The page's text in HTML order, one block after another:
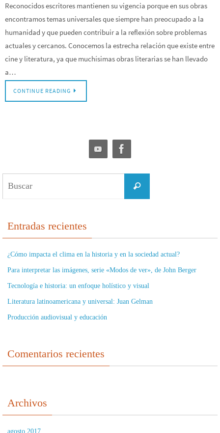
Reconocidos escritores mantienen su vigencia porque en sus obras
encontramos temas universales que siempre han preocupado a la
humanidad y que pueden contribuir a la reflexión sobre problemas
actuales y cercanos. Conocemos la estrecha relación que existe entre
cine y literatura, ya que muchísimas obras literarias se han llevado
a…
CONTINUE READING
Buscar
Entradas recientes
¿Cómo impacta el clima en la historia y en la sociedad actual?
Para interpretar las imágenes, serie «Modos de ver», de John Berger
Tecnología e historia: un enfoque holístico y visual
Literatura latinoamericana y universal: Juan Gelman
Producción audiovisual y educación
Comentarios recientes
Archivos
agosto 2017